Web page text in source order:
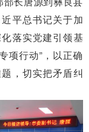
平总书记关于加
落实党建引领基
项行动”，以正确
，切实把矛盾纠